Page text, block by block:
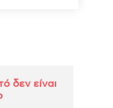
δεν είναι